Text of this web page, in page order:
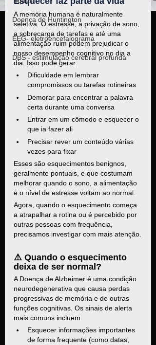
Doença de Huntington
EEG- eletroencefalograma
DBS - estimulação cerebral profunda
A memória humana é naturalmente
seletiva. O estresse, a privação de sono,
a sobrecarga de tarefas e até uma
alimentação ruim podem prejudicar o
nosso desempenho cognitivo no dia a
dia. Isso pode gerar:
Dificuldade em lembrar
compromissos ou tarefas rotineiras
Demorar para encontrar a palavra
certa durante uma conversa
Entrar em um cômodo e esquecer o
que ia fazer ali
Precisar rever um conteúdo várias
vezes para fixar
Esses são esquecimentos benignos,
geralmente pontuais, e que costumam
melhorar quando o sono, a alimentação
e o nível de estresse voltam ao normal.
Agora, quando o esquecimento começa
a atrapalhar a rotina ou é percebido por
outras pessoas com frequência,
precisamos investigar com mais atenção.
⚠️ Quando o esquecimento
deixa de ser normal?
A Doença de Alzheimer é uma condição
neurodegenerativa que causa perdas
progressivas de memória e de outras
funções cognitivas. Os sinais de alerta
mais comuns incluem:
Esquecer informações importantes
de forma frequente (como datas,